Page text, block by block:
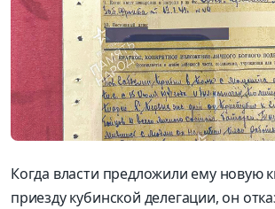
Когда власти предложили ему новую
приезду кубинской делегации, он